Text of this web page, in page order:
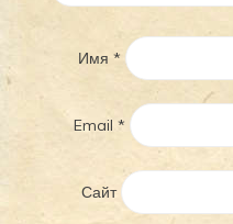
Имя *
Email *
Сайт